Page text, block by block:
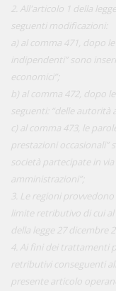
2. All'articolo 1 della
seguenti modificazioni:
a) al comma 471, dopo
indipendenti” sono
economici”;
b) al comma 472, dopo
seguenti: “delle autorità
c) al comma 473, le
prestazioni occasionali”
società partecipate in
amministrazioni”;
3. Le regioni
limite retributivo di cui al
della legge 27 dicembre
4. Ai fini dei trattamenti
retributivi conseguenti
presente articolo